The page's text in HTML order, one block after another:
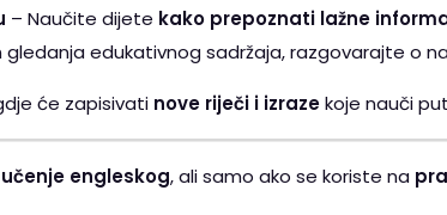
– Naučite dijete kako prepoznati lažne
gledanja edukativnog sadržaja, razgovarajte o
će zapisivati nove riječi i izrazekoje nauči
engleskog, ali samo ako se koriste na